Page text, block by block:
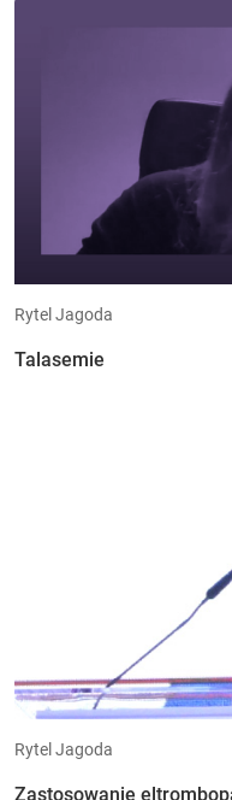
Rytel Jagoda
Talasemie
Rytel Jagoda
Zastosowanie